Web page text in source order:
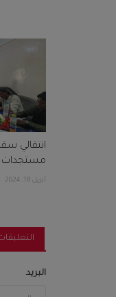
انتقالي
مستجدات
أبريل 18, 2024
البريد